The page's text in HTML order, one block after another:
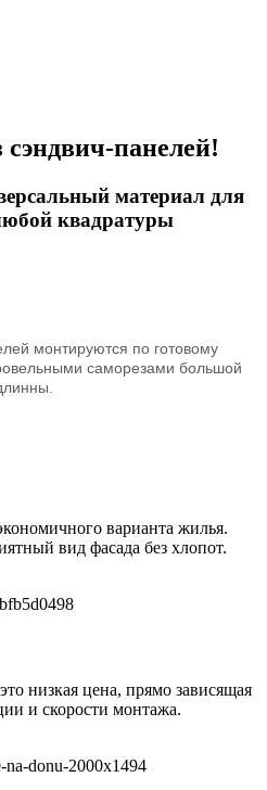
панелей!
материал для
квадратуры
монтируются по готовому
саморезами большой
варианта жилья.
вид фасада без хлопот.
низкая цена, прямо зависящая
и скорости монтажа.